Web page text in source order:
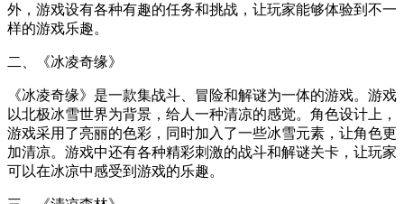
外，游戏设有各种有趣的任务和挑战，让玩家能够体验到不一
样的游戏乐趣。
二、《冰凌奇缘》
《冰凌奇缘》是一款集战斗、冒险和解谜为一体的游戏。游戏
以北极冰雪世界为背景，给人一种清凉的感觉。角色设计上，
游戏采用了亮丽的色彩，同时加入了一些冰雪元素，让角色更
加清凉。游戏中还有各种精彩刺激的战斗和解谜关卡，让玩家
可以在冰凉中感受到游戏的乐趣。